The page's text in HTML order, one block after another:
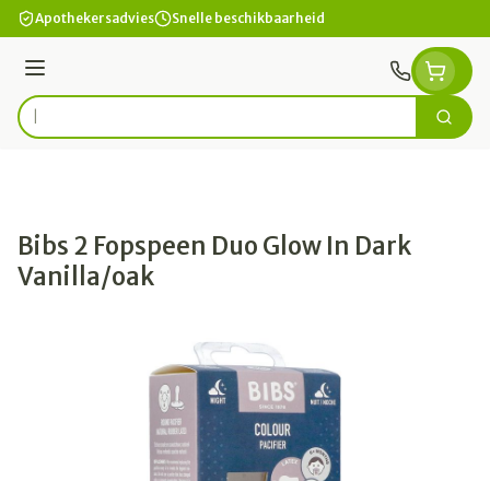
Ga naar de inhoud
Apothekersadvies Snelle beschikbaarheid
Menu
Product, merk, categorie... Zoek
Bibs 2 Fopspeen Duo Glow In Dark
Vanilla/oak